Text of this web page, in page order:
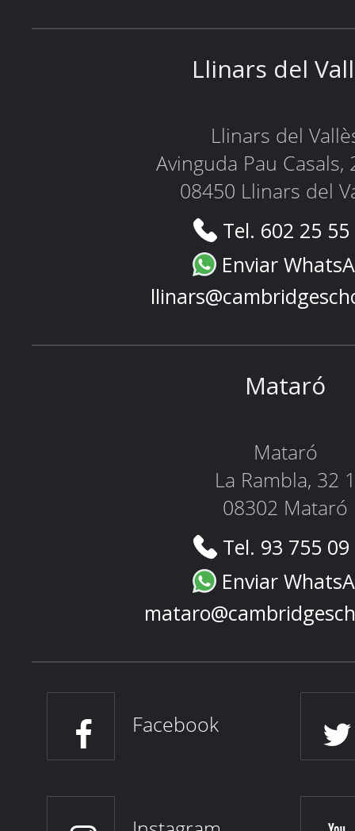
Llinars del
Llinars del
Avinguda Pau Casals,
08450 Llinars del
Tel. 602 25
Enviar
Mataró
Mataró
La Rambla, 32 1
08302 Mataró
Tel. 93 755
Enviar
Facebook